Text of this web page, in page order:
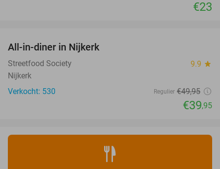
€23
All-in-diner in Nijkerk
Streetfood Society 9.9 star
Nijkerk
Verkocht: 530
Regulier €49,95
€39,95